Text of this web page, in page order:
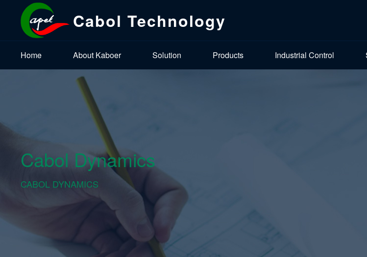
Cabol Technology
Home About Kaboer Solution Products Industrial Control
Cabol Dynamics
CABOL DYNAMICS